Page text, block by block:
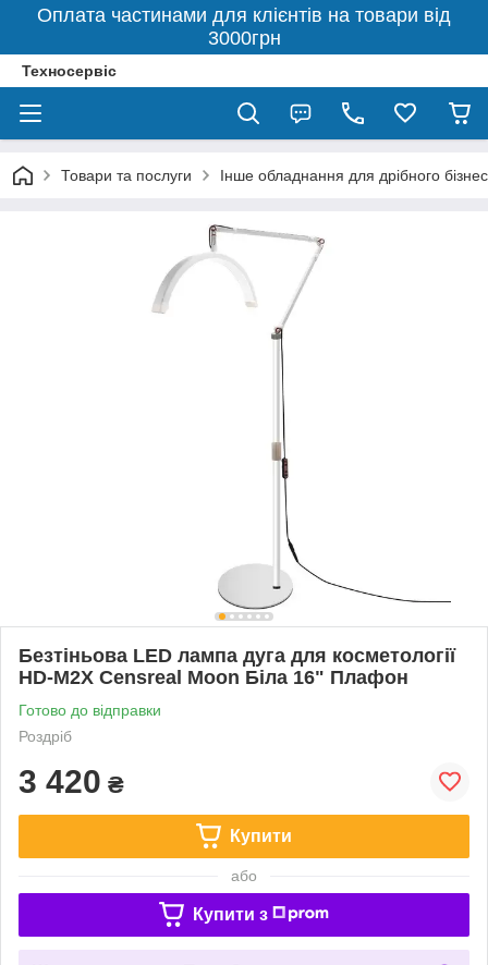
Оплата частинами для клієнтів на товари від
3000грн
Техносервіс
Товари та послуги Інше обладнання для дрібного
Безтіньова LED лампа дуга для косметології
HD-M2X Censreal Moon Біла 16" Плафон
Готово до відправки
Роздріб
3 420 ₴
Купити
або
Купити з